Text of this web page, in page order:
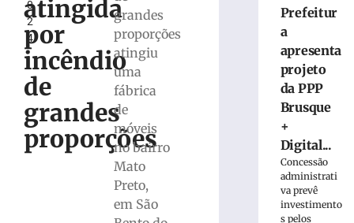
0
2
4
atingida
por
incêndio
de
grandes
proporções
grandes
proporções
atingiu
uma
fábrica
de
móveis
no bairro
Mato
Preto,
em São
prisão
Prefeitur
a
apresenta
projeto
da PPP
Brusque
+
Digital...
Concessão
administrati
va prevê
investimento
s pelos